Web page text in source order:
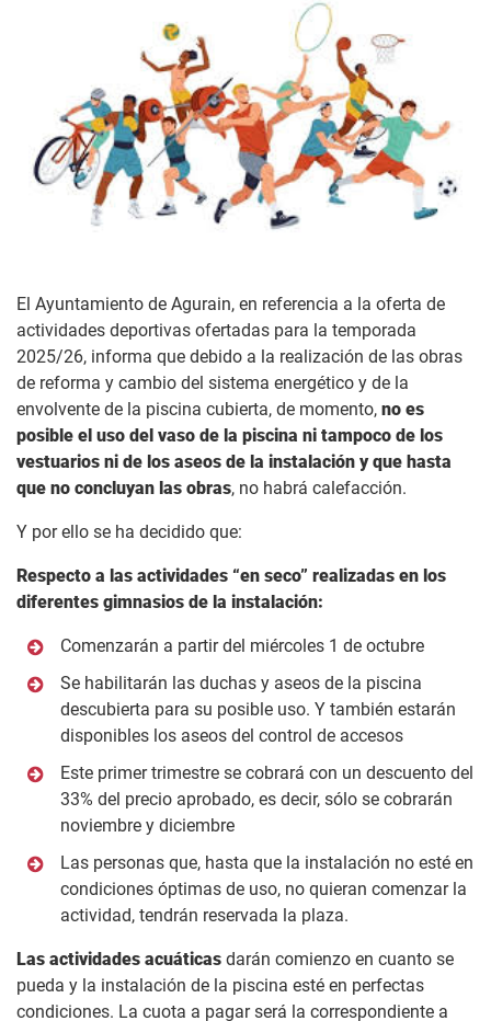
El Ayuntamiento de Agurain, en referencia a la oferta de
actividades deportivas ofertadas para la temporada
2025/26, informa que debido a la realización de las obras
de reforma y cambio del sistema energético y de la
envolvente de la piscina cubierta, de momento, no es
posible el uso del vaso de la piscina ni tampoco de los
vestuarios ni de los aseos de la instalación y que hasta
que no concluyan las obras, no habrá calefacción.
Y por ello se ha decidido que:
Respecto a las actividades “en seco” realizadas en los
diferentes gimnasios de la instalación:
Comenzarán a partir del miércoles 1 de octubre
Se habilitarán las duchas y aseos de la piscina
descubierta para su posible uso. Y también estarán
disponibles los aseos del control de accesos
Este primer trimestre se cobrará con un descuento del
33% del precio aprobado, es decir, sólo se cobrarán
noviembre y diciembre
Las personas que, hasta que la instalación no esté en
condiciones óptimas de uso, no quieran comenzar la
actividad, tendrán reservada la plaza.
Las actividades acuáticas darán comienzo en cuanto se
pueda y la instalación de la piscina esté en perfectas
condiciones. La cuota a pagar será la correspondiente a